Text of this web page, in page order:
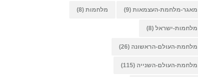
מאגר-מלחמת-העצמאות (9) מלחמות (8)
מלחמות-ישראל (8)
מלחמת-העולם-הראשונה (26)
מלחמת-העולם-השנייה (115)